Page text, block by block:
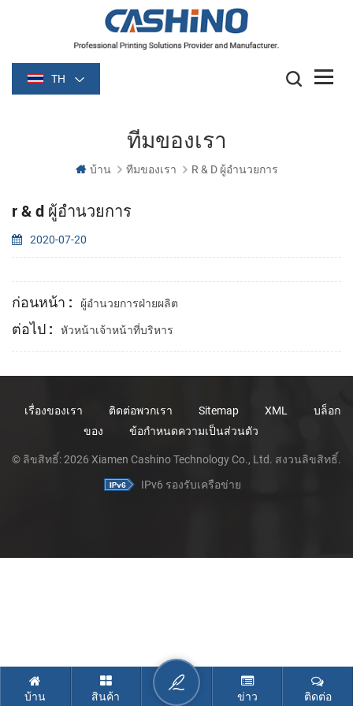
TH
ทีมของเรา
บ้าน ทีมของเรา R & D ผู้อำนวยการ
r & d ผู้อำนวยการ
2020-07-20
ก่อนหน้า : ผู้อำนวยการฝ่ายผลิต
ต่อไป : หัวหน้าเจ้าหน้าที่บริหาร
เรื่องของเรา ติดต่อพวกเรา Sitemap XML
บล็อก
ของ
ข้อกำหนดความเป็นส่วนตัว
© ลิขสิทธิ์: 2026 Xiamen Cashino Technology Co., Ltd. สงวนลิขสิทธิ์.
IPv6 รองรับเครือข่าย
บ้าน สินค้า ข่าว ติดต่อ